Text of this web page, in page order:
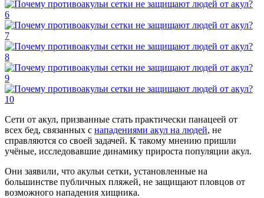
Сети от акул, призванные стать практически панацеей от
всех бед, связанных с нападениями акул на людей, не
справляются со своей задачей. К такому мнению пришли
учёные, исследовавшие динамику прироста популяции акул.
Они заявили, что акульи сетки, установленные на
большинстве публичных пляжей, не защищают пловцов от
возможного нападения хищника.